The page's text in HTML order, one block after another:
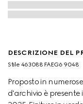
DESCRIZIONE DEL
Stile ‎463088 FAEG6 9048
Proposto in
d'archivio è